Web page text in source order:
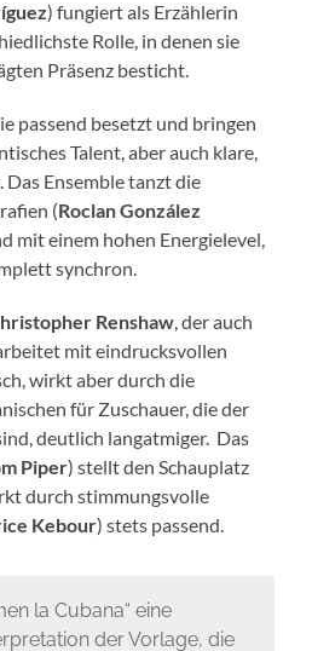
) fungiert als Erzählerin
Rolle, in denen sie
Präsenz besticht.
passend besetzt und bringen
Talent, aber auch klare,
Das Ensemble tanzt die
(Roclan González
mit einem hohen Energielevel,
synchron.
Renshaw , der auch
mit eindrucksvollen
wirkt aber durch die
für Zuschauer, die der
deutlich langatmiger. Das
Piper) stellt den Schauplatz
durch stimmungsvolle
Kebour) stets passend.
la Cubana“ eine
der Vorlage, die